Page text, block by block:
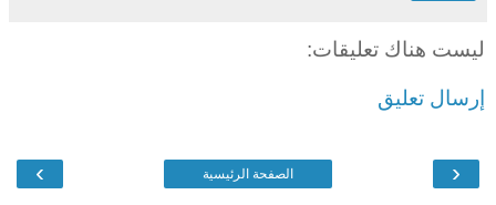
ليست هناك تعليقات:
إرسال تعليق
‹
› الصفحة الرئيسية